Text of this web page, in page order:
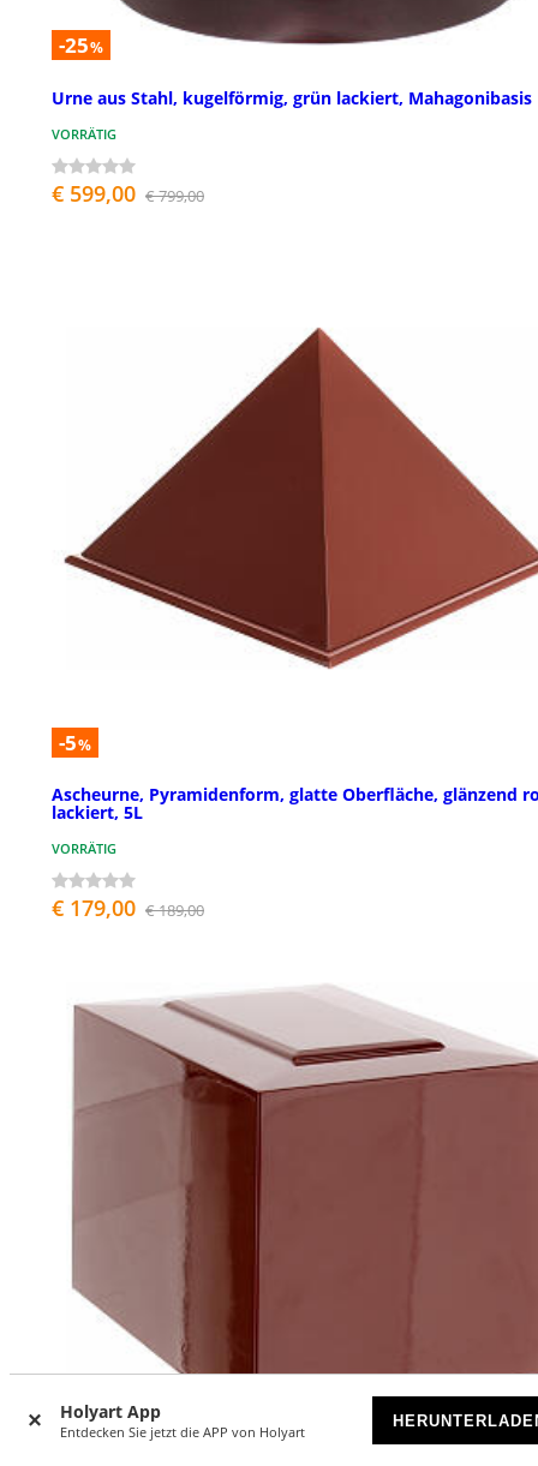
Holyart App
Entdecken Sie jetzt die APP von Holyart
-25%
Urne aus Stahl, kugelförmig, grün lackiert, Mahagonibasis
VORRÄTIG
€ 599,00 € 799,00
-5%
Ascheurne, Pyramidenform, glatte Oberfläche, glänzend
lackiert, 5L
VORRÄTIG
€ 179,00 € 189,00